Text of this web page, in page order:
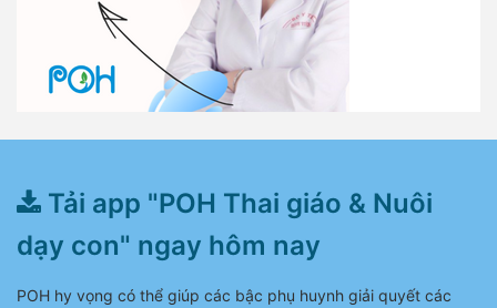
Tải app "POH Thai giáo & Nuôi
dạy con" ngay hôm nay
POH hy vọng có thể giúp các bậc phụ huynh giải quyết các